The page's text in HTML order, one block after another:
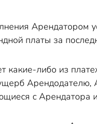
Арендатором
платы за
какие-либо из
Арендодателю,
с Арендатора